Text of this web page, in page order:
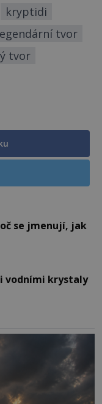
kryptidi
tvor
tvor
se jmenují, jak
vodními krystaly